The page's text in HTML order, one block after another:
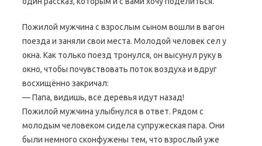
Пожилой мужчина с взрослым сыном вошли в вагон
поезда и заняли свои места. Молодой человек сел у
окна. Как только поезд тронулся, он высунул руку в
окно, чтобы почувствовать поток воздуха и вдруг
восхищённо закричал:
— Папа, видишь, все деревья идут назад!
Пожилой мужчина улыбнулся в ответ. Рядом с
молодым человеком сидела супружеская пара. Они
были немного сконфужены тем, что взрослый уже